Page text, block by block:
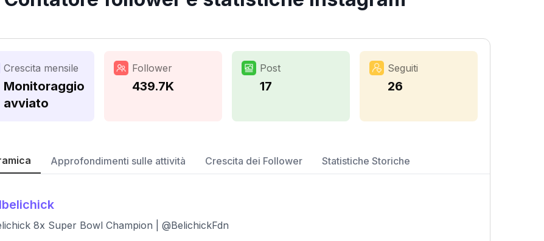
Crescita mensile
Monitoraggio
avviato
Follower
439.7K
Post
17
Seguiti
26
Approfondimenti sulle attività Crescita dei Follower Statistiche Storiche
8x Super Bowl Champion | @BelichickFdn